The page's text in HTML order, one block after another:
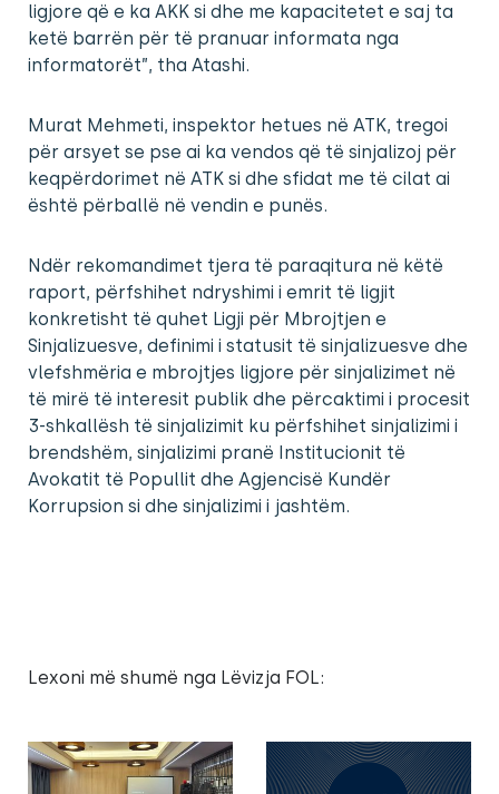
ligjore që e ka AKK si dhe me kapacitetet e saj ta
ketë barrën për të pranuar informata nga
informatorët”, tha Atashi.
Murat Mehmeti, inspektor hetues në ATK, tregoi
për arsyet se pse ai ka vendos që të sinjalizoj për
keqpërdorimet në ATK si dhe sfidat me të cilat ai
është përballë në vendin e punës.
Ndër rekomandimet tjera të paraqitura në këtë
raport, përfshihet ndryshimi i emrit të ligjit
konkretisht të quhet Ligji për Mbrojtjen e
Sinjalizuesve, definimi i statusit të sinjalizuesve dhe
vlefshmëria e mbrojtjes ligjore për sinjalizimet në
të mirë të interesit publik dhe përcaktimi i procesit
3-shkallësh të sinjalizimit ku përfshihet sinjalizimi i
brendshëm, sinjalizimi pranë Institucionit të
Avokatit të Popullit dhe Agjencisë Kundër
Korrupsion si dhe sinjalizimi i jashtëm.
Lexoni më shumë nga Lëvizja FOL: